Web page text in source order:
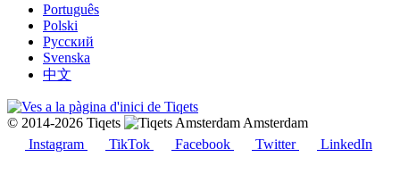
Português
Polski
Русский
Svenska
中文
© 2014-2026 Tiqets
Amsterdam
Instagram
TikTok Facebook Twitter LinkedIn